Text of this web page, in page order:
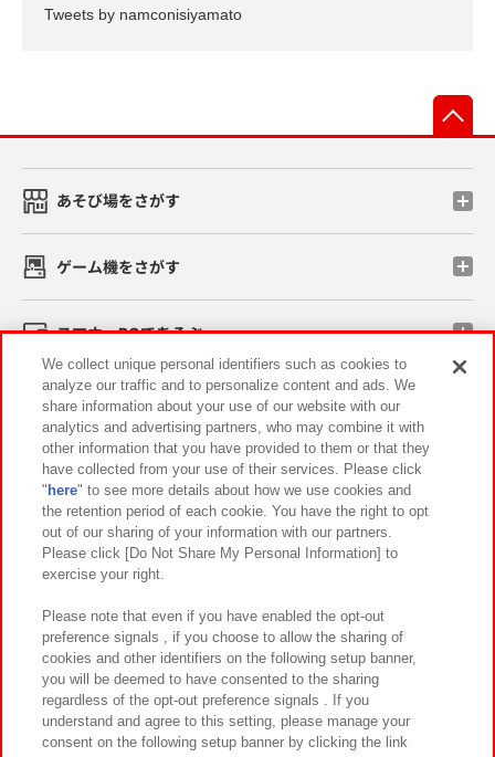
Tweets by namconisiyamato
あそび場をさがす
ゲーム機をさがす
スマホ・PCであそぶ
イベント・キャンペーン
関連会社 サステナビリティ サイトポリシー
プライバシーポリシー ウェブアクセシビリティ方針と検証結果
お取引先さまとともに
カスタマーハラスメント対応方針 よくあるご質問・お問い合わせ
We collect unique personal identifiers such as cookies to
analyze our traffic and to personalize content and ads. We
share information about your use of our website with our
analytics and advertising partners, who may combine it with
other information that you have provided to them or that they
have collected from your use of their services. Please click
" here" to see more details about how we use cookies and
the retention period of each cookie. You have the right to opt
out of our sharing of your information with our partners.
Please click [Do Not Share My Personal Information] to
exercise your right.
Please note that even if you have enabled the opt-out
preference signals , if you choose to allow the sharing of
cookies and other identifiers on the following setup banner,
you will be deemed to have consented to the sharing
regardless of the opt-out preference signals . If you
understand and agree to this setting, please manage your
consent on the following setup banner by clicking the link